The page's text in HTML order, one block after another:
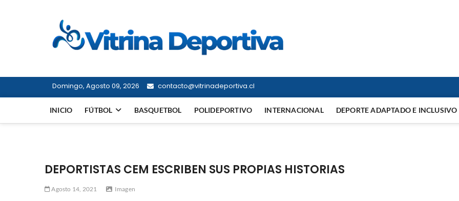
Domingo, Agosto 09, 2026 contacto@vitrinadeportiva.cl
INICIO FÚTBOL BASQUETBOL POLIDEPORTIVO INTERNACIONAL DEPORTE ADAPTADO E INCLUSIVO
DEPORTISTAS CEM ESCRIBEN SUS PROPIAS HISTORIAS
Agosto 14, 2021 Imagen